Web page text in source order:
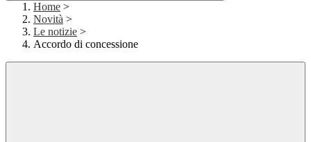
Home >
Novità >
Le notizie >
Accordo di concessione